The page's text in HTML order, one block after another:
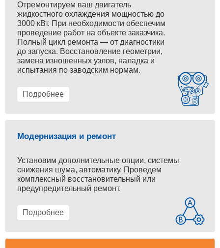
Отремонтируем ваш двигатель
жидкостного охлаждения мощностью до
3000 кВт. При необходимости обеспечим
проведение работ на объекте заказчика.
Полный цикл ремонта — от диагностики
до запуска. Восстановление геометрии,
замена изношенных узлов, наладка и
испытания по заводским нормам.
Подробнее
Модернизация и ремонт
Установим дополнительные опции, системы
снижения шума, автоматику. Проведем
комплексный восстановительный или
предупредительный ремонт.
Подробнее